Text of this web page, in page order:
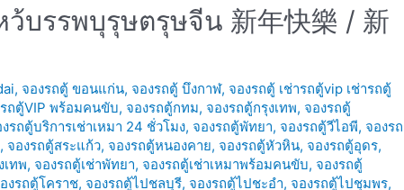
ว้บรรพบุรุษตรุษจีน 新年快樂 / 新
, จองรถตู้ ขอนแก่น, จองรถตู้ บึงกาฬ, จองรถตู้ เช่ารถตู้vip เช่ารถตู้
ถตู้VIP พร้อมคนขับ, จองรถตู้กทม, จองรถตู้กรุงเทพ, จองรถตู้
รถตู้บริการเช่าเหมา 24 ชั่วโมง, จองรถตู้พัทยา, จองรถตู้วีไอพี, จองรถ
, จองรถตู้สระแก้ว, จองรถตู้หนองคาย, จองรถตู้หัวหิน, จองรถตู้อุดร,
เทพ, จองรถตู้เช่าพัทยา, จองรถตู้เช่าเหมาพร้อมคนขับ, จองรถตู้
งรถตู้โคราช, จองรถตู้ไปชลบุรี, จองรถตู้ไปชะอำ, จองรถตู้ไปชุมพร,